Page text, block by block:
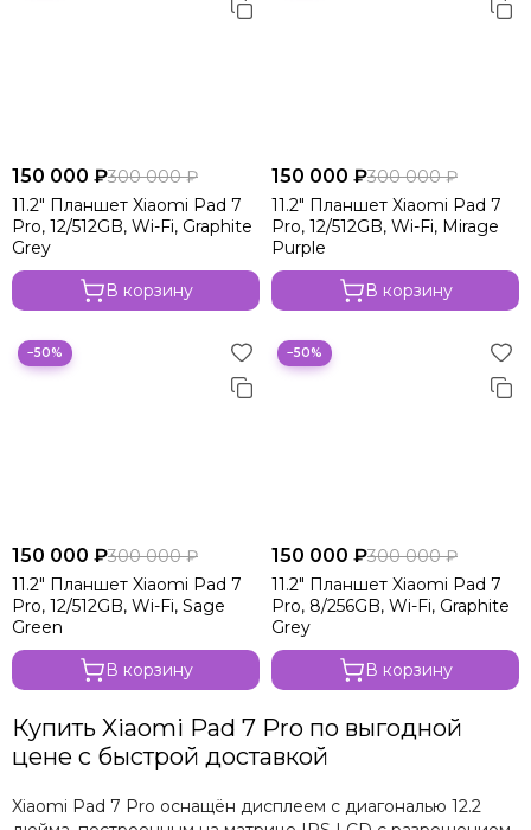
150 000 ₽300 000 ₽
11.2" Планшет Xiaomi Pad 7
Pro, 12/512GB, Wi-Fi, Graphite
Grey
В корзину
150 000 ₽300 000 ₽
11.2" Планшет Xiaomi Pad 7
Pro, 12/512GB, Wi-Fi, Mirage
Purple
В корзину
−50%
150 000 ₽300 000 ₽
11.2" Планшет Xiaomi Pad 7
Pro, 12/512GB, Wi-Fi, Sage
Green
В корзину
−50%
150 000 ₽300 000 ₽
11.2" Планшет Xiaomi Pad 7
Pro, 8/256GB, Wi-Fi, Graphite
Grey
В корзину
Купить Xiaomi Pad 7 Pro по выгодной
цене с быстрой доставкой
Xiaomi Pad 7 Pro оснащён дисплеем с диагональю 12.2